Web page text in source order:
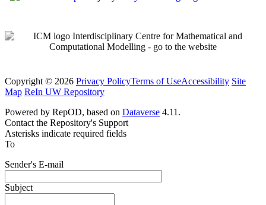
Copyright © 2026 Privacy PolicyTerms of UseAccessibility Site
Map ReIn UW Repository
Powered by RepOD, based on Dataverse 4.11.
Contact the Repository's Support
Asterisks indicate required fields
To
Sender's E-mail
Subject